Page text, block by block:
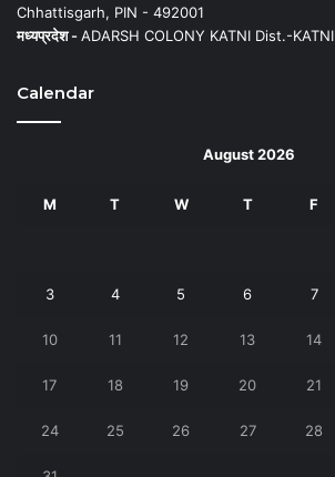
Chhattisgarh, PIN - 492001
मध्यप्रदेश -ADARSH COLONY KATNI Dist.-KATNI
Calendar
August 2026
M T W T F
3 4 5 6 7
10 11 12 13 14
17 18 19 20 21
24 25 26 27 28